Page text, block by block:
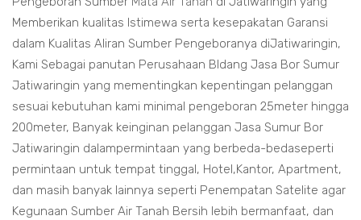
Memberikan kualitas Istimewa serta kesepakatan Garansi
dalam Kualitas Aliran Sumber Pengeboranya diJatiwaringin,
Kami Sebagai panutan Perusahaan BIdang Jasa Bor Sumur
Jatiwaringin yang mementingkan kepentingan pelanggan
sesuai kebutuhan kami minimal pengeboran 25meter hingga
200meter, Banyak keinginan pelanggan Jasa Sumur Bor
Jatiwaringin dalampermintaan yang berbeda-bedaseperti
permintaan untuk tempat tinggal, Hotel,Kantor, Apartment,
dan masih banyak lainnya seperti Penempatan Satelite agar
Kegunaan Sumber Air Tanah Bersih lebih bermanfaat, dan